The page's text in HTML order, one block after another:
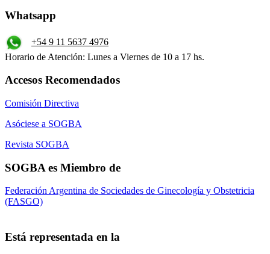
Whatsapp
+54 9 11 5637 4976
Horario de Atención: Lunes a Viernes de 10 a 17 hs.
Accesos Recomendados
Comisión Directiva
Asóciese a SOGBA
Revista SOGBA
SOGBA es Miembro de
Federación Argentina de Sociedades de Ginecología y Obstetricia
(FASGO)
Está representada en la